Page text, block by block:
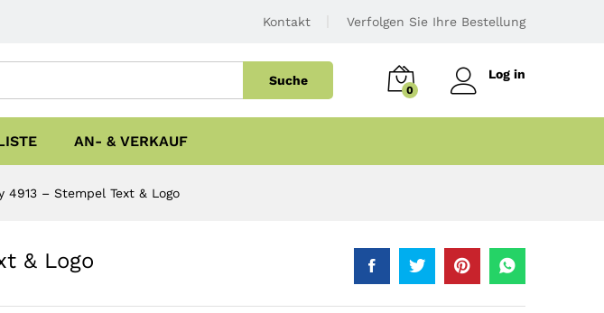
Kontakt Verfolgen Sie Ihre Bestellung
Suche
0
Log in
AN- & VERKAUF
– Stempel Text & Logo
& Logo